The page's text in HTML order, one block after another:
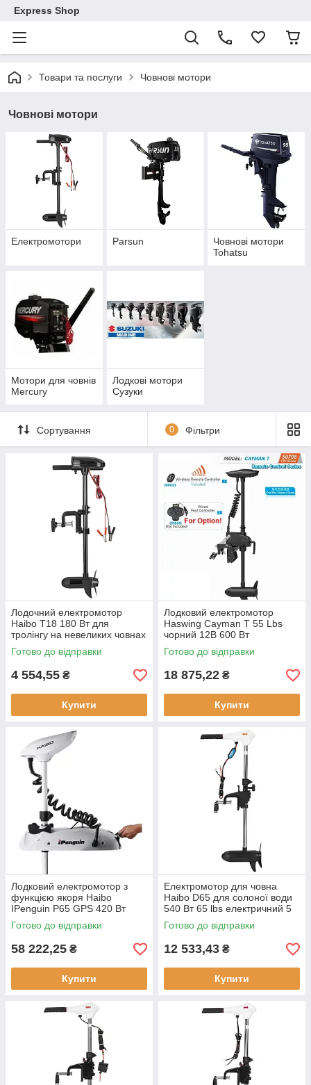
Express Shop
Товари та послуги Човнові мотори
Човнові мотори
Електромотори Parsun
Човнові мотори
Tohatsu
Мотори для човнів
Mercury
Лодкові мотори
Сузуки
Сортування 0 Фільтри
Лодочний електромотор
Haibo T18 180 Вт для
тролінгу на невеликих човнах
до 750 кг з складним
румпелем вага 2.3 кг
Готово до відправки
4 554,55 ₴
Купити
Лодковий електромотор
Haswing Cayman T 55 Lbs
чорний 12В 600 Вт
електричний 55 lbs
дистанційне управління 1000
Готово до відправки
18 875,22 ₴
Купити
Лодковий електромотор з
функцією якоря Haibo
IPenguin P65 GPS 420 Вт
електричний 65 lbs тяга 137
см дейдвуд
Готово до відправки
58 222,25 ₴
Купити
Електромотор для човна
Haibo D65 для солоної води
540 Вт 65 lbs електричний 5
передач румпельний з
нержавіючої сталі 12V 100Ah
Готово до відправки
12 533,43 ₴
Купити